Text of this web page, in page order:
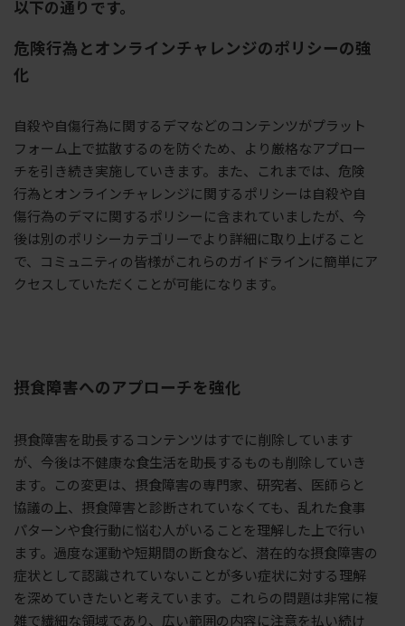
以下の通りです。
危険行為とオンラインチャレンジのポリシーの強
化
自殺や自傷行為に関するデマなどのコンテンツがプラット
フォーム上で拡散するのを防ぐため、より厳格なアプロー
チを引き続き実施していきます。また、これまでは、危険
行為とオンラインチャレンジに関するポリシーは自殺や自
傷行為のデマに関するポリシーに含まれていましたが、今
後は別のポリシーカテゴリーでより詳細に取り上げること
で、コミュニティの皆様がこれらのガイドラインに簡単にア
クセスしていただくことが可能になります。
摂食障害へのアプローチを強化
摂食障害を助長するコンテンツはすでに削除しています
が、今後は不健康な食生活を助長するものも削除していき
ます。この変更は、摂食障害の専門家、研究者、医師らと
協議の上、摂食障害と診断されていなくても、乱れた食事
パターンや食行動に悩む人がいることを理解した上で行い
ます。過度な運動や短期間の断食など、潜在的な摂食障害の
症状として認識されていないことが多い症状に対する理解
を深めていきたいと考えています。これらの問題は非常に複
雑で繊細な領域であり、広い範囲の内容に注意を払い続け